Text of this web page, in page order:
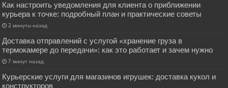
Как настроить уведомления для клиента о приближении
курьера к точке: подробный план и практические советы
2 минуты назад
Доставка отправлений с услугой «хранение груза в
термокамере до передачи»: как это работает и зачем нужно
7 минут назад
Курьерские услуги для магазинов игрушек: доставка кукол и
конструкторов